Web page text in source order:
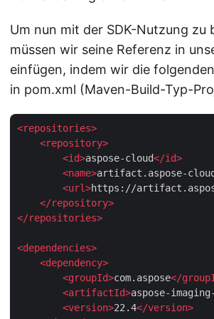
Um nun mit der SDK-Nutzung zu
müssen wir seine Referenz in
einfügen, indem wir die
in pom.xml (Maven-Build-Typ-
<repositories>
<repository>
<id>aspose-cloud</id>
<name>artifact.aspose-
<url>https://
</repository>
</repositories>
<dependencies>
<dependency>
<groupId>com.aspose</
<artifactId>aspose-
<version>22.4</version>